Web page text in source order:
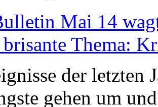
Mai 14
brisante Thema:
der letzten
gehen um